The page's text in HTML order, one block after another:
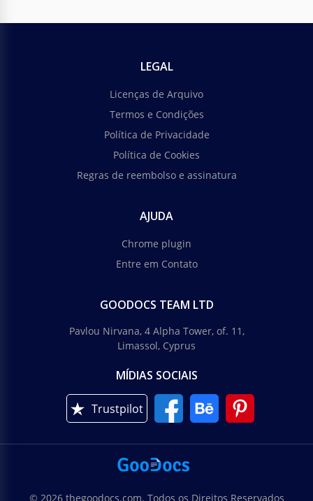
LEGAL
Licenças de Arquivo
Termos e Condições
Política de Privacidade
Política de Cookies
Regras de reembolso e assinatura
AJUDA
Chrome plugin
Entre em Contato
GOODOCS TEAM LTD
Pavlou Nirvana, 4 Alpha Tower, of. 11,
Limassol, Cyprus
MÍDIAS SOCIAIS
Trustpilot
© 2026 thegoodocs.com. Todos os Direitos Reservados